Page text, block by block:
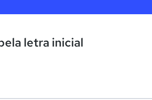
letra inicial